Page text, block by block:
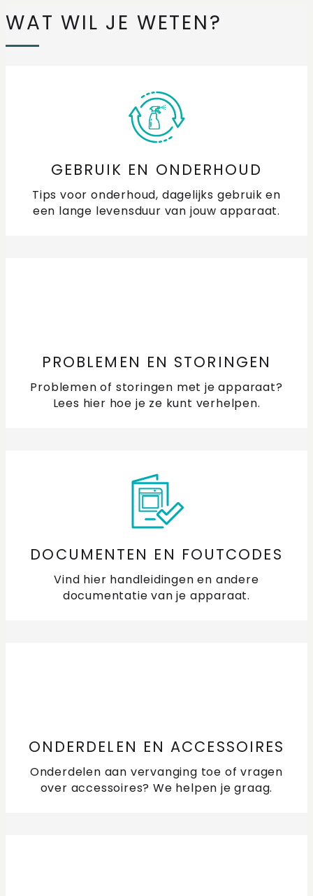
Waar vind ik een energielabel voor mijn apparaat?
Waar vind ik het model-, serie-, of artikelnummer en
Waarom kan ik mijn apparaat niet registreren voor
registratielijst?
WAT WIL JE WETEN?
GEBRUIK EN ONDERHOUD
Tips voor onderhoud, dagelijks gebruik en
een lange levensduur van jouw apparaat.
PROBLEMEN EN STORINGEN
Problemen of storingen met je apparaat?
Lees hier hoe je ze kunt verhelpen.
DOCUMENTEN EN FOUTCODES
Vind hier handleidingen en andere
documentatie van je apparaat.
ONDERDELEN EN ACCESSOIRES
Onderdelen aan vervanging toe of vragen
over accessoires? We helpen je graag.